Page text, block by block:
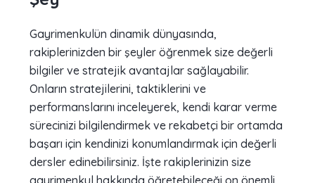
Gayrimenkulün dinamik dünyasında,
rakiplerinizden bir şeyler öğrenmek size değerli
bilgiler ve stratejik avantajlar sağlayabilir.
Onların stratejilerini, taktiklerini ve
performanslarını inceleyerek, kendi karar verme
sürecinizi bilgilendirmek ve rekabetçi bir ortamda
başarı için kendinizi konumlandırmak için değerli
dersler edinebilirsiniz. İşte rakiplerinizin size
gayrimenkul hakkında öğretebileceği on önemli